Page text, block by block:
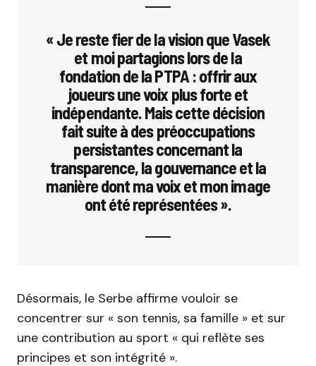
« Je reste fier de la vision que Vasek
et moi partagions lors de la
fondation de la PTPA : offrir aux
joueurs une voix plus forte et
indépendante. Mais cette décision
fait suite à des préoccupations
persistantes concernant la
transparence, la gouvernance et la
manière dont ma voix et mon image
ont été représentées ».
Désormais, le Serbe affirme vouloir se
concentrer sur « son tennis, sa famille » et sur
une contribution au sport « qui reflète ses
principes et son intégrité ».